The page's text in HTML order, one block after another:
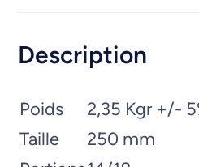
Description
Poids
2,35 Kgr +/-
Taille
250 mm